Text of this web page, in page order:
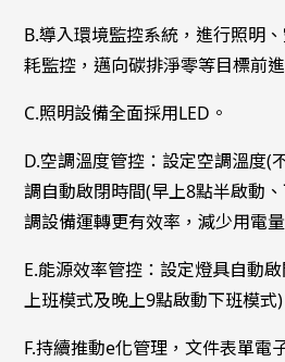
B.導入環境監控系統，進行照明
耗監控，邁向碳排淨零等目標前進
C.照明設備全面採用LED。
D.空調溫度管控：設定空調溫度(
調自動啟閉時間(早上8點半啟動
調設備運轉更有效率，減少用電量
E.能源效率管控：設定燈具自動
上班模式及晚上9點啟動下班模式
F.持續推動e化管理，文件表單電